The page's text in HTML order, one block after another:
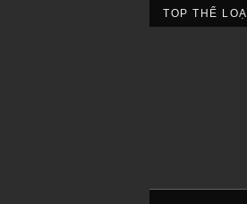
TOP THỂ